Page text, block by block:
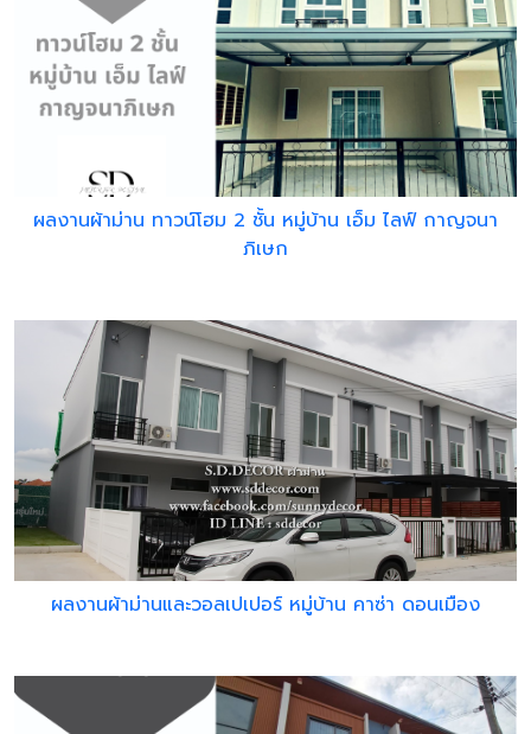
ผลงานผ้าม่าน ทาวน์โฮม 2 ชั้น หมู่บ้าน เอ็ม ไลฟ์ กาญจนา
ภิเษก
ผลงานผ้าม่านและวอลเปเปอร์ หมู่บ้าน คาซ่า ดอนเมือง